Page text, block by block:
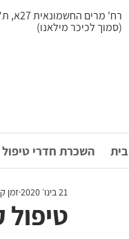
רח' מרים החשמונאית 27א, ת"א
(סמוך לכיכר מילאנו)
בית השכרת חדרי טיפול
21 בינו׳ 2020 זמן